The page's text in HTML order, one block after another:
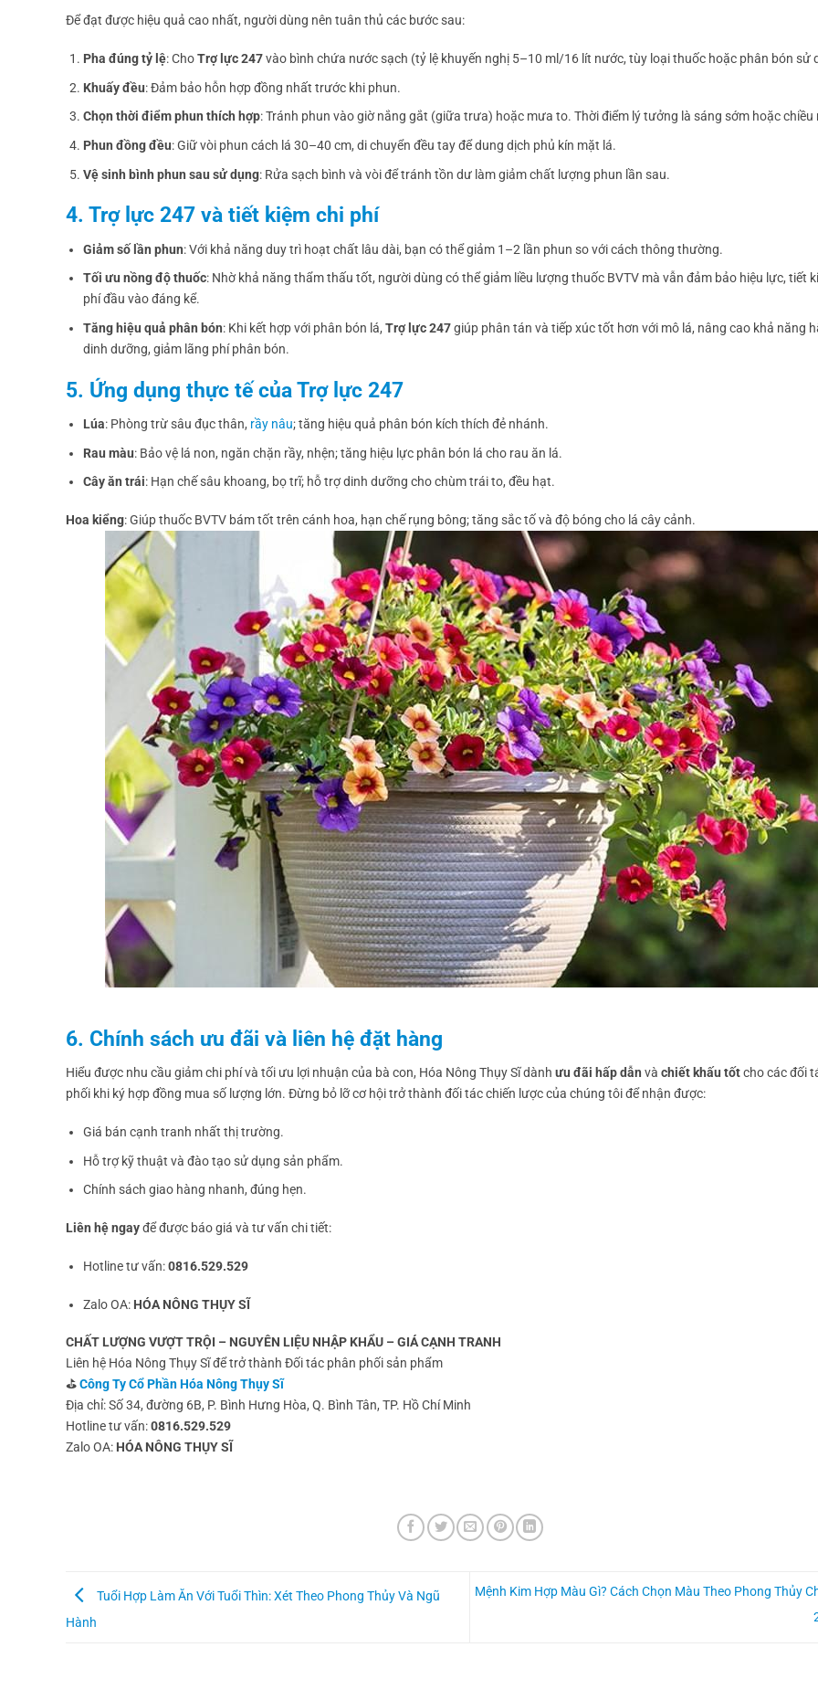
Để đạt được hiệu quả cao nhất, người dùng nên tuân thủ các bước sau:
Pha đúng tỷ lệ: ChoTrợ lực 247vào bình chứa nước sạch (tỷ lệ khuyến nghị 5–10 ml/16 lít nước, tùy loại thuốc hoặc phân bón sử
Khuấy đều: Đảm bảo hỗn hợp đồng nhất trước khi phun.
Chọn thời điểm phun thích hợp: Tránh phun vào giờ nắng gắt (giữa trưa) hoặc mưa to. Thời điểm lý tưởng là sáng sớm hoặc chiều
Phun đồng đều: Giữ vòi phun cách lá 30–40 cm, di chuyển đều tay để dung dịch phủ kín mặt lá.
Vệ sinh bình phun sau sử dụng: Rửa sạch bình và vòi để tránh tồn dư làm giảm chất lượng phun lần sau.
4. Trợ lực 247 và tiết kiệm chi phí
Giảm số lần phun: Với khả năng duy trì hoạt chất lâu dài, bạn có thể giảm 1–2 lần phun so với cách thông thường.
Tối ưu nồng độ thuốc: Nhờ khả năng thẩm thấu tốt, người dùng có thể giảm liều lượng thuốc BVTV mà vẫn đảm bảo hiệu lực, tiết
phí đầu vào đáng kể.
Tăng hiệu quả phân bón: Khi kết hợp với phân bón lá, Trợ lực 247giúp phân tán và tiếp xúc tốt hơn với mô lá, nâng cao khả năng
dinh dưỡng, giảm lãng phí phân bón.
5. Ứng dụng thực tế của Trợ lực 247
Lúa: Phòng trừ sâu đục thân, rầy nâu; tăng hiệu quả phân bón kích thích đẻ nhánh.
Rau màu: Bảo vệ lá non, ngăn chặn rầy, nhện; tăng hiệu lực phân bón lá cho rau ăn lá.
Cây ăn trái: Hạn chế sâu khoang, bọ trĩ; hỗ trợ dinh dưỡng cho chùm trái to, đều hạt.
Hoa kiểng: Giúp thuốc BVTV bám tốt trên cánh hoa, hạn chế rụng bông; tăng sắc tố và độ bóng cho lá cây cảnh.
6. Chính sách ưu đãi và liên hệ đặt hàng
Hiểu được nhu cầu giảm chi phí và tối ưu lợi nhuận của bà con, Hóa Nông Thụy Sĩ dành ưu đãi hấp dẫn và chiết khấu tốtcho các đối
phối khi ký hợp đồng mua số lượng lớn. Đừng bỏ lỡ cơ hội trở thành đối tác chiến lược của chúng tôi để nhận được:
Giá bán cạnh tranh nhất thị trường.
Hỗ trợ kỹ thuật và đào tạo sử dụng sản phẩm.
Chính sách giao hàng nhanh, đúng hẹn.
Liên hệ ngayđể được báo giá và tư vấn chi tiết:
Hotline tư vấn:0816.529.529
Zalo OA: HÓA NÔNG THỤY SĨ
CHẤT LƯỢNG VƯỢT TRỘI – NGUYÊN LIỆU NHẬP KHẨU – GIÁ CẠNH TRANH
Liên hệ Hóa Nông Thụy Sĩ để trở thành Đối tác phân phối sản phẩm
⛳Công Ty Cổ Phần Hóa Nông Thụy Sĩ
Địa chỉ: Số 34, đường 6B, P. Bình Hưng Hòa, Q. Bình Tân, TP. Hồ Chí Minh
Hotline tư vấn:0816.529.529
Zalo OA: HÓA NÔNG THỤY SĨ
Tuổi Hợp Làm Ăn Với Tuổi Thìn: Xét Theo Phong Thủy Và Ngũ
Hành
Mệnh Kim Hợp Màu Gì? Cách Chọn Màu Theo Phong Thủy